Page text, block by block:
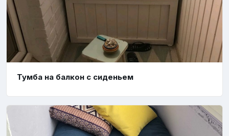
Тумба на балкон с сиденьем